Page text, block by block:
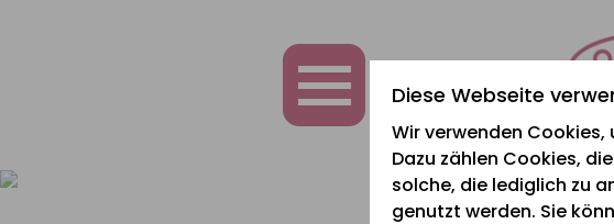
Diese Webseite
Wir verwenden
Dazu zählen Cookies,
solche, die lediglich zu
genutzt werden. Sie